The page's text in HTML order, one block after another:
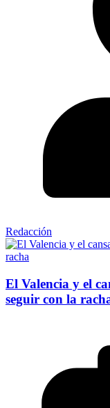
Redacción
El Valencia y el
seguir con la